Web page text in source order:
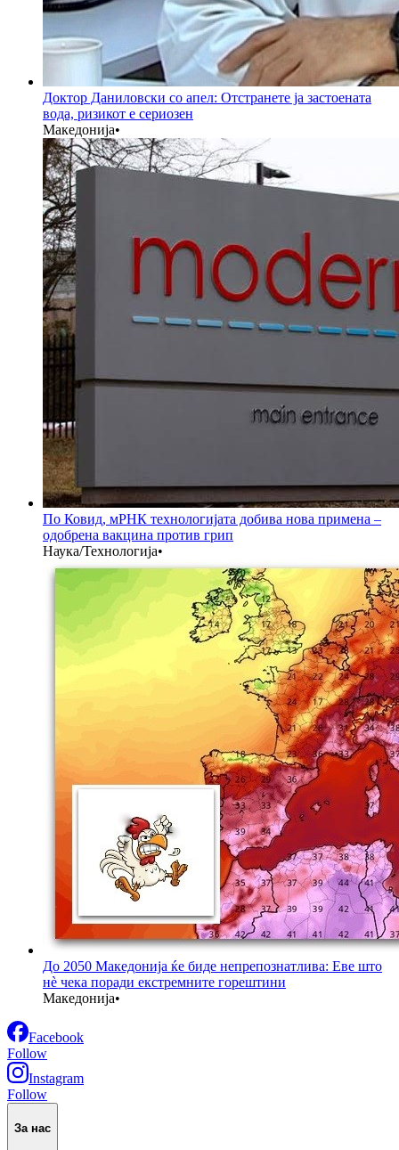
Доктор Даниловски со апел: Отстранете ја застоената
вода, ризикот е сериозен
Македонија•
По Ковид, мРНК технологијата добива нова примена –
одобрена вакцина против грип
Наука/Технологија•
До 2050 Македонија ќе биде непрепознатлива: Еве што
нè чека поради екстремните горештини
Македонија•
Facebook
Follow
Instagram
Follow
За нас